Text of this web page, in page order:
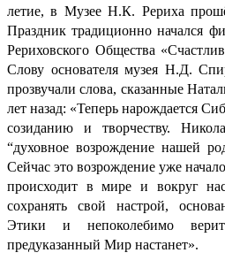
летие, в Музее Н.К. Рериха
Праздник традиционно начался
Рериховского Общества
Слову основателя музея Н.Д.
прозвучали слова, сказанные
лет назад: «Теперь нарождается
созиданию и творчеству.
“духовное возрождение нашей
Сейчас это возрождение уже
происходит в мире и вокруг
сохранять свой настрой,
Этики и непоколебимо
предуказанный Мир настанет».